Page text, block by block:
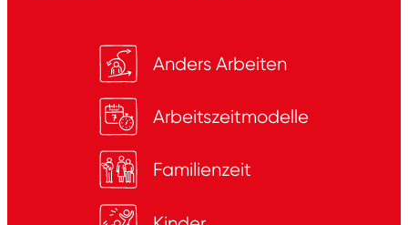
Anders Arbeiten
Arbeitszeitmodelle
Familienzeit